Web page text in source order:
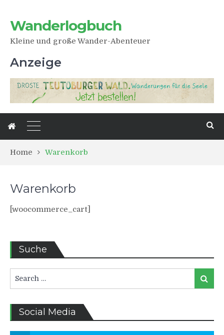
Wanderlogbuch
Kleine und große Wander-Abenteuer
Anzeige
Home Warenkorb
Warenkorb
[woocommerce_cart]
Suche
for:
Search
Social Media